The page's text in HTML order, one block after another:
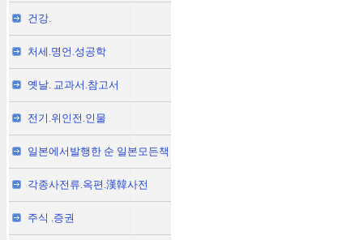
건강.
처세.명언.성공학
옛날. 교과서.참고서
전기.위인전.인물
일본에서발행한 순 일본모든책
각종사전류.옥편.漢韓사전
주식 .증권